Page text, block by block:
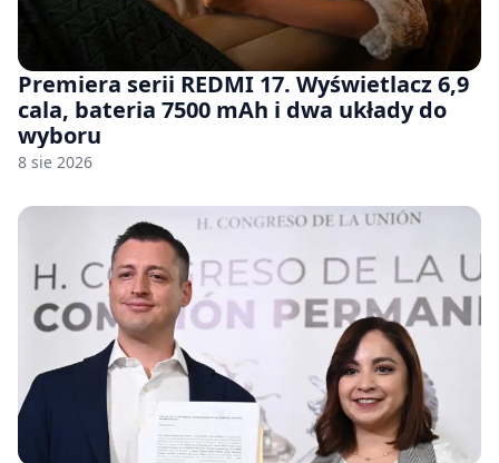
Premiera serii REDMI 17. Wyświetlacz 6,9
cala, bateria 7500 mAh i dwa układy do
wyboru
8 sie 2026